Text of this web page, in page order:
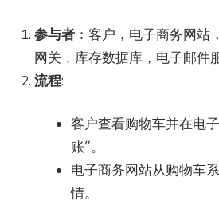
参与者：客户，电子商务网站
网关，库存数据库，电子邮件
流程:
客户查看购物车并在电
账”。
电子商务网站从购物车
情。